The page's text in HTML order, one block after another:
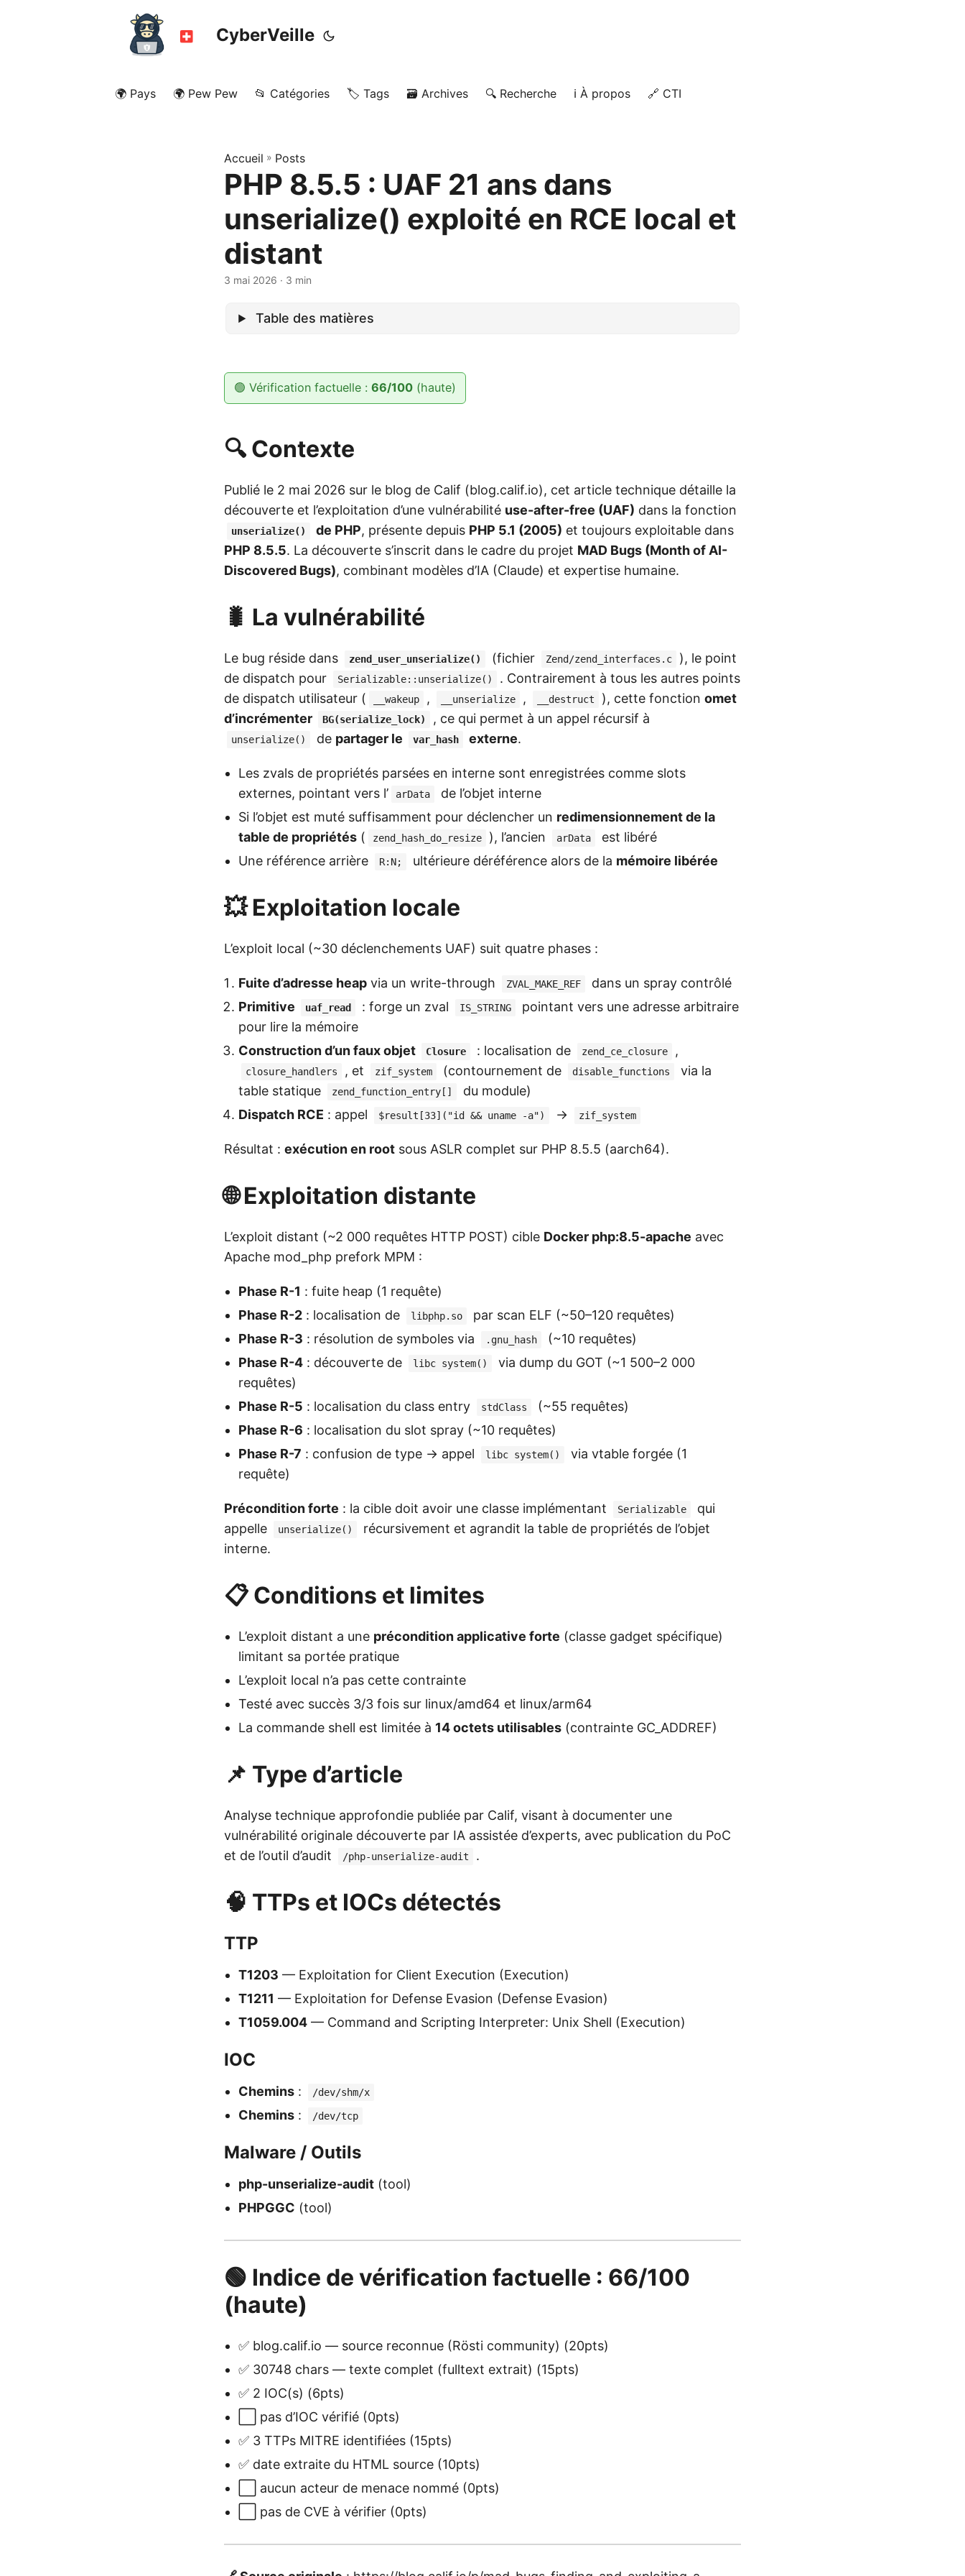
CyberVeille
🌍 Pays 🌍 Pew Pew 📂 Catégories 🏷️ Tags 🗃️ Archives 🔍 Recherche ℹ️ À propos 🔗 CTI
Accueil » Posts
PHP 8.5.5 : UAF 21 ans dans
unserialize() exploité en RCE local et
distant
3 mai 2026 · 3 min
Table des matières
🟢 Vérification factuelle : 66/100(haute)
🔍 Contexte
Publié le 2 mai 2026 sur le blog de Calif (blog.calif.io), cet article technique détaille la
découverte et l’exploitation d’une vulnérabilité use-after-free (UAF) dans la fonction
unserialize() de PHP, présente depuis PHP 5.1 (2005) et toujours exploitable dans
PHP 8.5.5. La découverte s’inscrit dans le cadre du projet MAD Bugs (Month of AI-
Discovered Bugs), combinant modèles d’IA (Claude) et expertise humaine.
🐛 La vulnérabilité
Le bug réside dans zend_user_unserialize() (fichier Zend/zend_interfaces.c
), le point
de dispatch pour
Serializable::unserialize()
. Contrairement à tous les autres points
de dispatch utilisateur (
__wakeup , __unserialize , __destruct ), cette fonction omet
d’incrémenter
BG(serialize_lock) , ce qui permet à un appel récursif à
unserialize() de partager le var_hash externe.
Les zvals de propriétés parsées en interne sont enregistrées comme slots
externes, pointant vers l’
arData
de l’objet interne
Si l’objet est muté suffisamment pour déclencher un redimensionnement de la
table de propriétés ( zend_hash_do_resize ), l’ancien arData
est libéré
Une référence arrière
R:N; ultérieure déréférence alors de la mémoire libérée
💥 Exploitation locale
L’exploit local (~30 déclenchements UAF) suit quatre phases :
Fuite d’adresse heap via un write-through ZVAL_MAKE_REF
dans un spray contrôlé
Primitive
uaf_read : forge un zval IS_STRING
pointant vers une adresse arbitraire
pour lire la mémoire
Construction d’un faux objet
Closure : localisation de zend_ce_closure ,
closure_handlers , et zif_system (contournement de disable_functions
via la
table statique
zend_function_entry[]
du module)
Dispatch RCE : appel $result[33]("id && uname -a") → zif_system
Résultat : exécution en root sous ASLR complet sur PHP 8.5.5 (aarch64).
🌐 Exploitation distante
L’exploit distant (~2 000 requêtes HTTP POST) cible Docker php:8.5-apache avec
Apache mod_php prefork MPM :
Phase R-1 : fuite heap (1 requête)
Phase R-2 : localisation de libphp.so
par scan ELF (~50–120 requêtes)
Phase R-3 : résolution de symboles via .gnu_hash
(~10 requêtes)
Phase R-4 : découverte de libc system()
via dump du GOT (~1 500–2 000
requêtes)
Phase R-5 : localisation du class entry stdClass
(~55 requêtes)
Phase R-6 : localisation du slot spray (~10 requêtes)
Phase R-7 : confusion de type → appel libc system()
via vtable forgée (1
requête)
Précondition forte : la cible doit avoir une classe implémentant Serializable
qui
appelle
unserialize()
récursivement et agrandit la table de propriétés de l’objet
interne.
📋 Conditions et limites
L’exploit distant a une précondition applicative forte (classe gadget spécifique)
limitant sa portée pratique
L’exploit local n’a pas cette contrainte
Testé avec succès 3/3 fois sur linux/amd64 et linux/arm64
La commande shell est limitée à 14 octets utilisables (contrainte GC_ADDREF)
📌 Type d’article
Analyse technique approfondie publiée par Calif, visant à documenter une
vulnérabilité originale découverte par IA assistée d’experts, avec publication du PoC
et de l’outil d’audit
/php-unserialize-audit .
🧠 TTPs et IOCs détectés
TTP
T1203 — Exploitation for Client Execution (Execution)
T1211 — Exploitation for Defense Evasion (Defense Evasion)
T1059.004 — Command and Scripting Interpreter: Unix Shell (Execution)
IOC
Chemins : /dev/shm/x
Chemins : /dev/tcp
Malware / Outils
php-unserialize-audit (tool)
PHPGGC (tool)
🟢 Indice de vérification factuelle : 66/100
(haute)
✅ blog.calif.io — source reconnue (Rösti community) (20pts)
✅ 30748 chars — texte complet (fulltext extrait) (15pts)
✅ 2 IOC(s) (6pts)
⬜ pas d’IOC vérifié (0pts)
✅ 3 TTPs MITRE identifiées (15pts)
✅ date extraite du HTML source (10pts)
⬜ aucun acteur de menace nommé (0pts)
⬜ pas de CVE à vérifier (0pts)